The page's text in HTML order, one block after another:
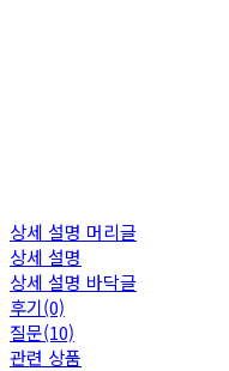
상세 설명 머리글
상세 설명
상세 설명 바닥글
후기(0)
질문(10)
관련 상품